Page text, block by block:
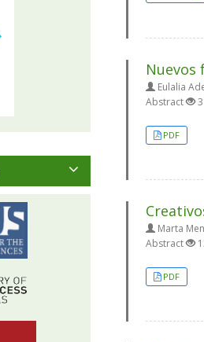
Eulalia
Abstract
PDF
Marta
Abstract
PDF